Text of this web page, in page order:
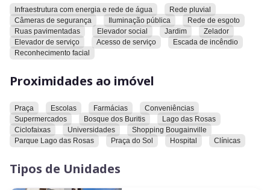
Uma excelente oportunidade pra você morar.
Infraestrutura com energia e rede de água
Rede pluvial
Câmeras de segurança
Iluminação pública
Rede de esgoto
Ruas pavimentadas
Elevador social Jardim
Zelador
Elevador de serviço
Acesso de serviço
Escada de incêndio
Reconhecimento facial
Proximidades ao imóvel
Praça Escolas Farmácias
Conveniências
Supermercados
Bosque dos Buritis
Lago das Rosas
Ciclofaixas
Universidades
Shopping Bougainville
Parque Lago das Rosas
Praça do Sol Hospital Clínicas
Tipos de Unidades